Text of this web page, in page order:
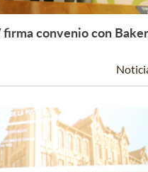
Leer Más +
firma convenio con Baker